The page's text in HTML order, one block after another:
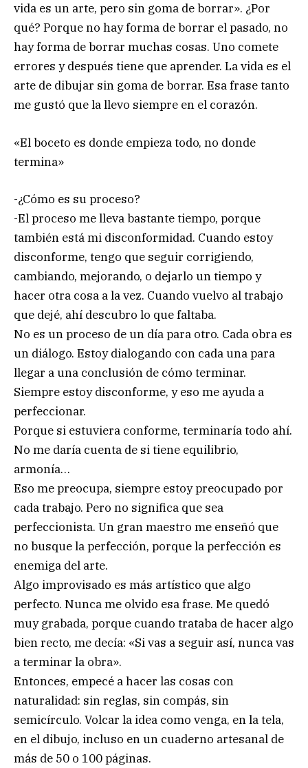
vida es un arte, pero sin goma de borrar». ¿Por
qué? Porque no hay forma de borrar el pasado, no
hay forma de borrar muchas cosas. Uno comete
errores y después tiene que aprender. La vida es el
arte de dibujar sin goma de borrar. Esa frase tanto
me gustó que la llevo siempre en el corazón.
«El boceto es donde empieza todo, no donde
termina»
-¿Cómo es su proceso?
-El proceso me lleva bastante tiempo, porque
también está mi disconformidad. Cuando estoy
disconforme, tengo que seguir corrigiendo,
cambiando, mejorando, o dejarlo un tiempo y
hacer otra cosa a la vez. Cuando vuelvo al trabajo
que dejé, ahí descubro lo que faltaba.
No es un proceso de un día para otro. Cada obra es
un diálogo. Estoy dialogando con cada una para
llegar a una conclusión de cómo terminar.
Siempre estoy disconforme, y eso me ayuda a
perfeccionar.
Porque si estuviera conforme, terminaría todo ahí.
No me daría cuenta de si tiene equilibrio,
armonía…
Eso me preocupa, siempre estoy preocupado por
cada trabajo. Pero no significa que sea
perfeccionista. Un gran maestro me enseñó que
no busque la perfección, porque la perfección es
enemiga del arte.
Algo improvisado es más artístico que algo
perfecto. Nunca me olvido esa frase. Me quedó
muy grabada, porque cuando trataba de hacer algo
bien recto, me decía: «Si vas a seguir así, nunca vas
a terminar la obra».
Entonces, empecé a hacer las cosas con
naturalidad: sin reglas, sin compás, sin
semicírculo. Volcar la idea como venga, en la tela,
en el dibujo, incluso en un cuaderno artesanal de
más de 50 o 100 páginas.